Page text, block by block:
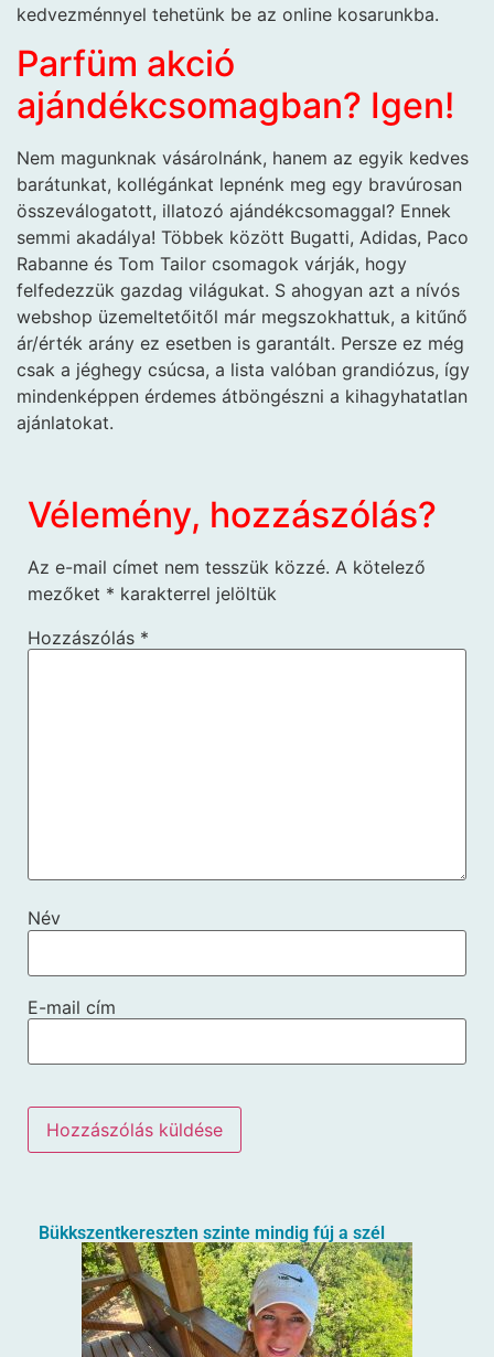
kedvezménnyel tehetünk be az online kosarunkba.
Parfüm akció
ajándékcsomagban? Igen!
Nem magunknak vásárolnánk, hanem az egyik kedves
barátunkat, kollégánkat lepnénk meg egy bravúrosan
összeválogatott, illatozó ajándékcsomaggal? Ennek
semmi akadálya! Többek között Bugatti, Adidas, Paco
Rabanne és Tom Tailor csomagok várják, hogy
felfedezzük gazdag világukat. S ahogyan azt a nívós
webshop üzemeltetőitől már megszokhattuk, a kitűnő
ár/érték arány ez esetben is garantált. Persze ez még
csak a jéghegy csúcsa, a lista valóban grandiózus, így
mindenképpen érdemes átböngészni a kihagyhatatlan
ajánlatokat.
Vélemény, hozzászólás?
Az e-mail címet nem tesszük közzé. A kötelező
mezőket * karakterrel jelöltük
Hozzászólás *
Név
E-mail cím
Bükkszentkereszten szinte mindig fúj a szél